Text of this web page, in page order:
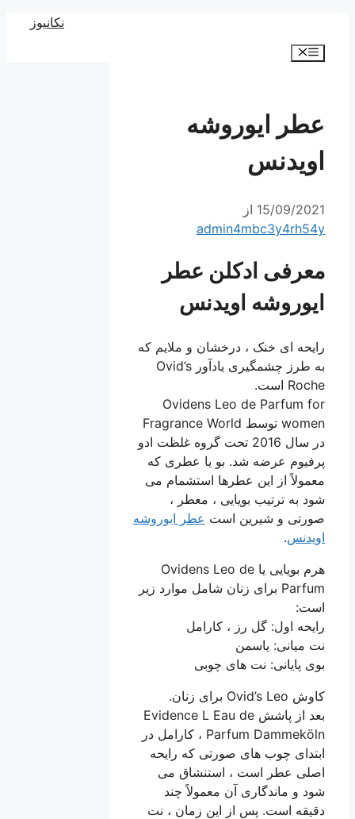
نکانیوز
فهرست
عطر ایوروشه
اویدنس
15/09/2021 از
admin4mbc3y4rh54y
معرفی ادکلن عطر
ایوروشه اویدنس
رایحه ای خنک ، درخشان و ملایم که
به طرز چشمگیری یادآور Ovid’s
Roche است.
Ovidens Leo de Parfum for
women توسط Fragrance World
در سال 2016 تحت گروه غلظت ادو
پرفیوم عرضه شد. بو یا عطری که
معمولاً از این عطرها استشمام می
شود به ترتیب بویایی ، معطر ،
صورتی و شیرین استعطر ایوروشه
اویدنس
هرم بویایی یا Ovidens Leo de
Parfum برای زنان شامل موارد زیر
است:
رایحه اول: گل رز ، کارامل
نت میانی: یاسمن
بوی پایانی: نت های چوبی
کاوش Ovid’s Leo برای زنان.
بعد از پاشش Evidence L Eau de
Parfum Dammeköln ، کارامل در
ابتدای چوب های صورتی که رایحه
اصلی عطر است ، استنشاق می
شود و ماندگاری آن معمولاً چند
دقیقه است. پس از این زمان ، نت